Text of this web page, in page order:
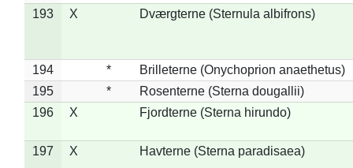
193
X Dværgterne (Sternula albifrons)
194 *
Brilleterne (Onychoprion anaethetus)
195
*
Rosenterne (Sterna dougallii)
196
X Fjordterne (Sterna hirundo)
197 X Havterne (Sterna paradisaea)